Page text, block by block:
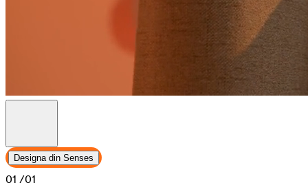
Designa din Senses
01 /01